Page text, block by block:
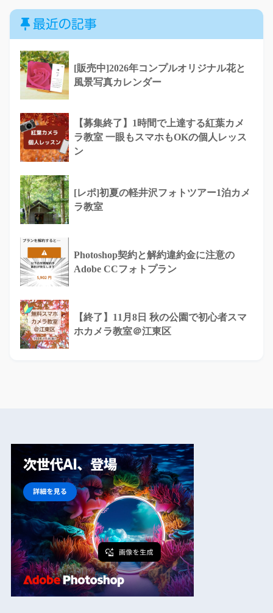
最近の記事
[販売中]2026年コンプルオリジナル花と
風景写真カレンダー
【募集終了】1時間で上達する紅葉カメ
ラ教室 一眼もスマホもOKの個人レッス
ン
[レポ]初夏の軽井沢フォトツアー1泊カメ
ラ教室
Photoshop契約と解約違約金に注意の
Adobe CCフォトプラン
【終了】11月8日 秋の公園で初心者スマ
ホカメラ教室＠江東区